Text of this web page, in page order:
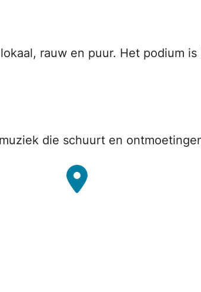
rauw en puur. Het podium
die schuurt en